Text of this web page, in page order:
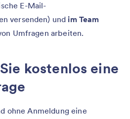
E-Mail-
versenden) undim Team
Umfragen arbeiten.
kostenlos eine
ohne Anmeldung eine